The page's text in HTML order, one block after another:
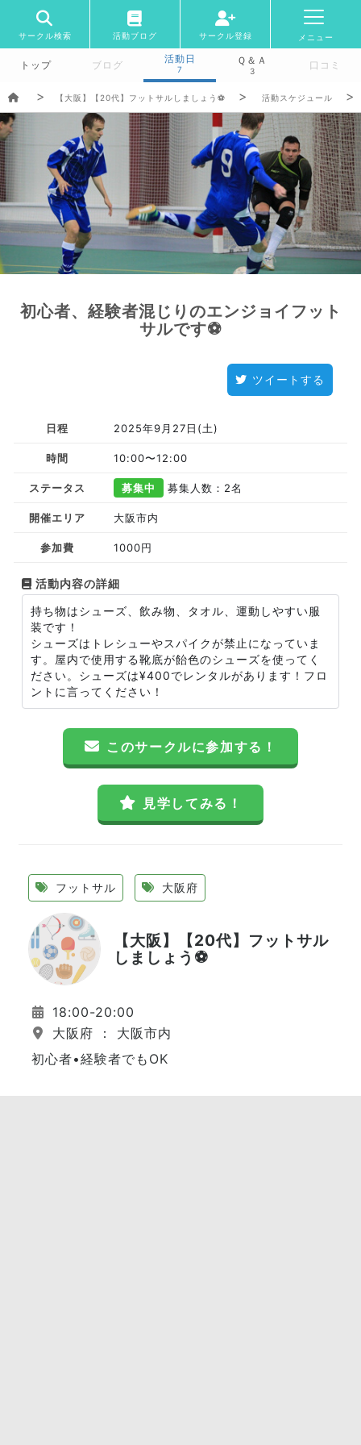
サークル検索 活動ブログ サークル登録 メニュー
トップ ブログ
活動日
7
Ｑ＆Ａ
3 口コミ
【大阪】【20代】フットサルしましょう⚽️ 活動スケジュール
初心者、経験者混じりのエンジョイフット
サルです⚽️
ツイートする
日程 2025年9月27日(土)
時間 10:00〜12:00
ステータス 募集中 募集人数：2名
開催エリア 大阪市内
参加費 1000円
活動内容の詳細
持ち物はシューズ、飲み物、タオル、運動しやすい服
装です！
シューズはトレシューやスパイクが禁止になっていま
す。屋内で使用する靴底が飴色のシューズを使ってく
ださい。シューズは¥400でレンタルがあります！フロ
ントに言ってください！
このサークルに参加する！
見学してみる！
フットサル 大阪府
【大阪】【20代】フットサル
しましょう⚽️
18:00-20:00
大阪府 ： 大阪市内
初心者•経験者でもOK